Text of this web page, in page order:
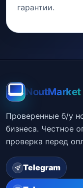
гарантии.
NoutMarket
Проверенные б/у
бизнеса. Честное
проверка перед
Telegram